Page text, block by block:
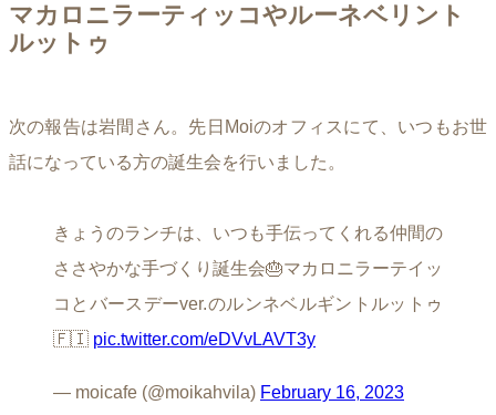
マカロニラーティッコやルーネベリント
ルットゥ
次の報告は岩間さん。先日Moiのオフィスにて、いつもお世
話になっている方の誕生会を行いました。
きょうのランチは、いつも手伝ってくれる仲間の
ささやかな手づくり誕生会🎂マカロニラーテイッ
コとバースデーver.のルンネベルギントルットゥ
🇫🇮 pic.twitter.com/eDVvLAVT3y
— moicafe (@moikahvila) February 16, 2023